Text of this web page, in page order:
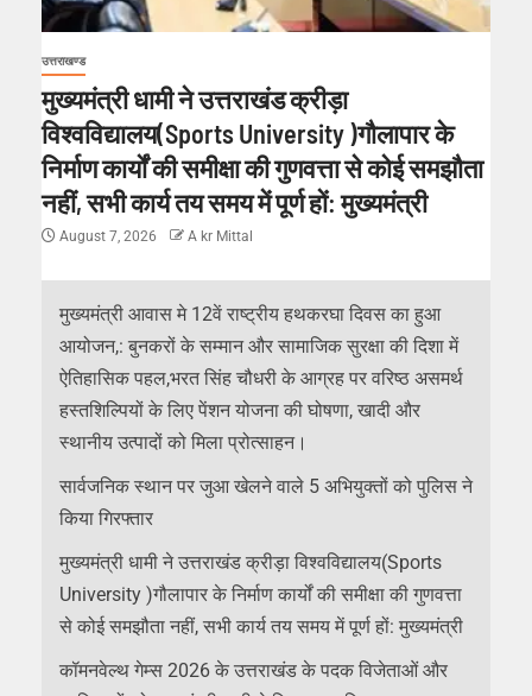
उत्तराखण्ड
मुख्यमंत्री धामी ने उत्तराखंड क्रीड़ा
विश्वविद्यालय(Sports University )गौलापार के
निर्माण कार्यों की समीक्षा की गुणवत्ता से कोई समझौता
नहीं, सभी कार्य तय समय में पूर्ण हों: मुख्यमंत्री
August 7, 2026 A kr Mittal
मुख्यमंत्री आवास मे 12वें राष्ट्रीय हथकरघा दिवस का हुआ
आयोजन,: बुनकरों के सम्मान और सामाजिक सुरक्षा की दिशा में
ऐतिहासिक पहल,भरत सिंह चौधरी के आग्रह पर वरिष्ठ असमर्थ
हस्तशिल्पियों के लिए पेंशन योजना की घोषणा, खादी और
स्थानीय उत्पादों को मिला प्रोत्साहन।
सार्वजनिक स्थान पर जुआ खेलने वाले 5 अभियुक्तों को पुलिस ने
किया गिरफ्तार
मुख्यमंत्री धामी ने उत्तराखंड क्रीड़ा विश्वविद्यालय(Sports
University )गौलापार के निर्माण कार्यों की समीक्षा की गुणवत्ता
से कोई समझौता नहीं, सभी कार्य तय समय में पूर्ण हों: मुख्यमंत्री
कॉमनवेल्थ गेम्स 2026 के उत्तराखंड के पदक विजेताओं और